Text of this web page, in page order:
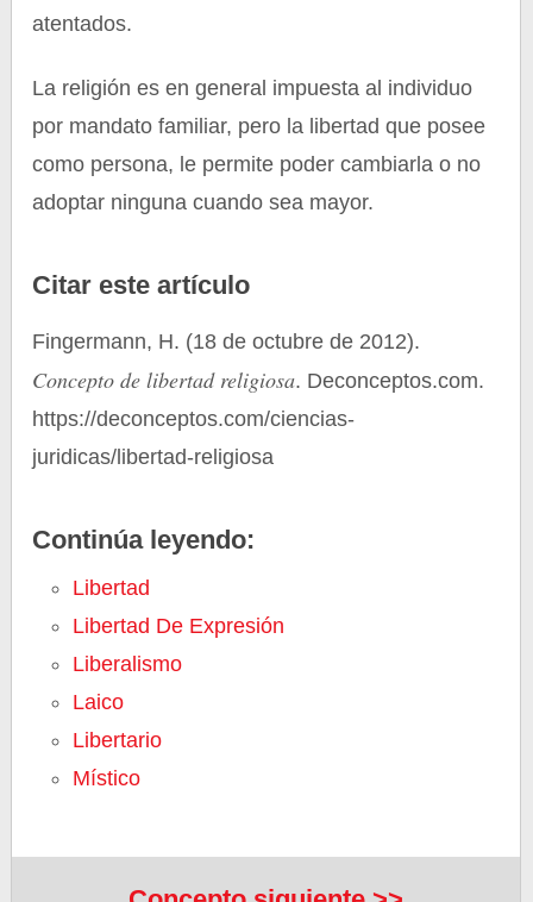
atentados.
La religión es en general impuesta al individuo
por mandato familiar, pero la libertad que posee
como persona, le permite poder cambiarla o no
adoptar ninguna cuando sea mayor.
Citar este artículo
Fingermann, H. (18 de octubre de 2012).
Concepto de libertad religiosa. Deconceptos.com.
https://deconceptos.com/ciencias-
juridicas/libertad-religiosa
Continúa leyendo:
Libertad
Libertad De Expresión
Liberalismo
Laico
Libertario
Místico